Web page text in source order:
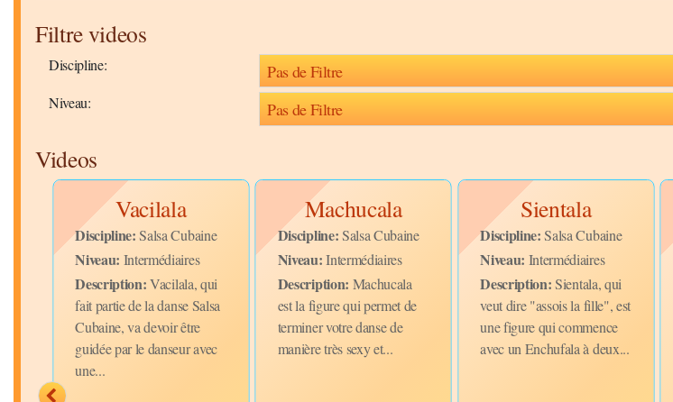
Filtre videos
Discipline:
Niveau:
Videos
Vacilala
Discipline:Salsa Cubaine
Niveau: Intermédiaires
Description:Vacilala, qui
fait partie de la danse Salsa
Cubaine, va devoir être
guidée par le danseur avec
une...
Machucala
Discipline:Salsa Cubaine
Niveau:Intermédiaires
Description: Machucala
est la figure qui permet de
terminer votre danse de
manière très sexy et...
Sientala
Discipline:Salsa Cubaine
Niveau: Intermédiaires
Description:Sientala, qui
veut dire "assois la fille", est
une figure qui commence
avec un Enchufala à deux...